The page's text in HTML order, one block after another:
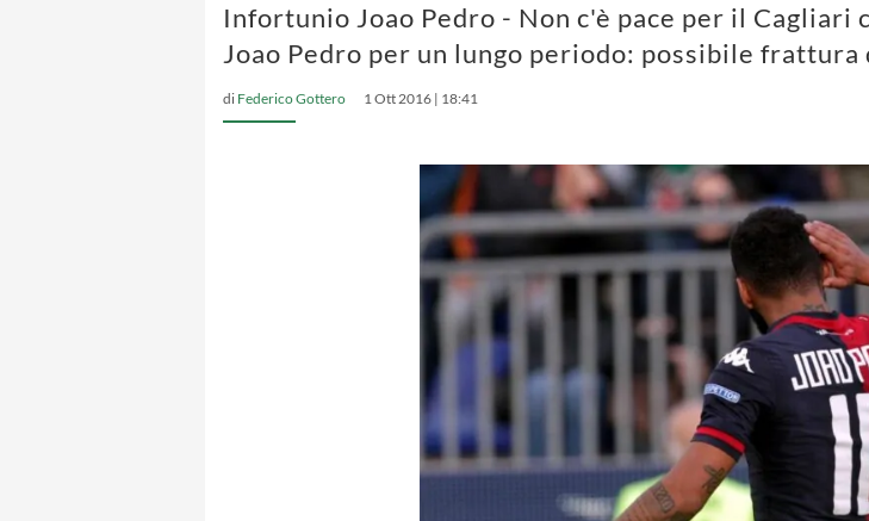
Infortunio Joao Pedro - Non c'è pace per il Cagliari
Joao Pedro per un lungo periodo: possibile frattura
di Federico Gottero 1 Ott 2016 | 18:41